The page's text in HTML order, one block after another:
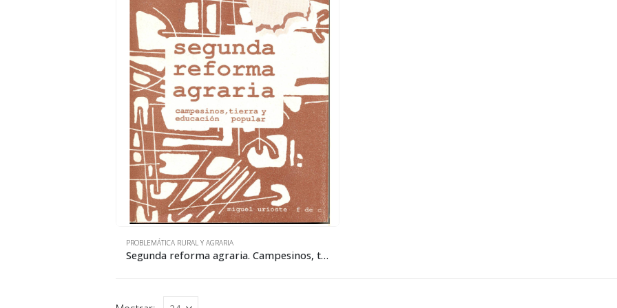
PROBLEMÁTICA RURAL Y AGRARIA
Segunda reforma agraria. Campesinos, tierra y educación popular